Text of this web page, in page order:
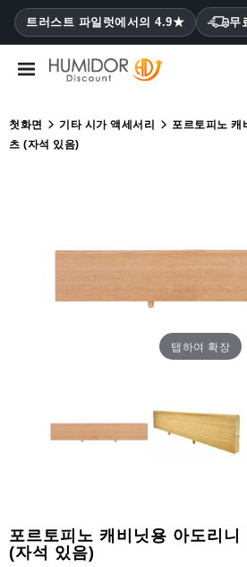
트러스트 파일럿에서의 4.9★ 무
CATEGORY
휴
저
첫화면 기타 시가 액세서리
포르토피노 캐
츠 (자석 있음)
탭하여 확장
포르토피노 캐비닛용 아도리니
(자석 있음)